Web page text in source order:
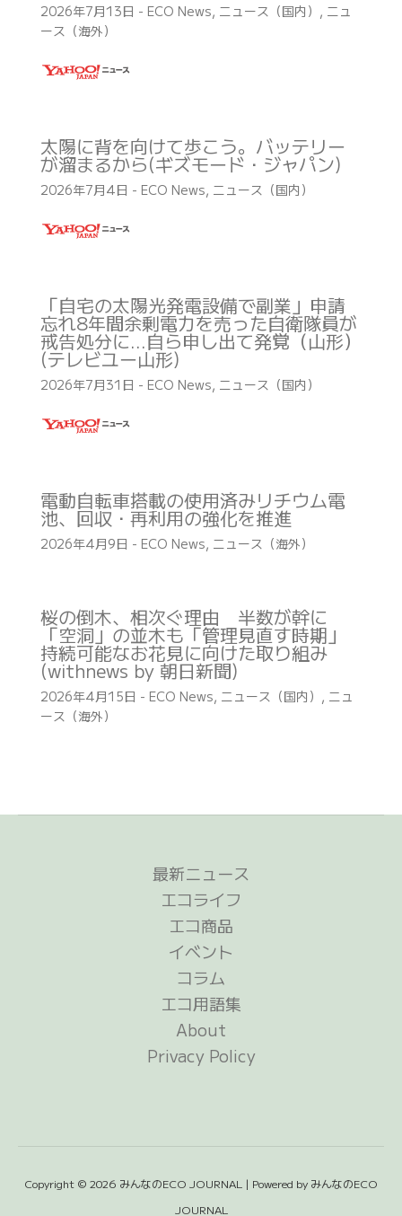
2026年7月13日 - ECO News, ニュース（国内） , ニュ
ース（海外）
太陽に背を向けて歩こう。バッテリー
が溜まるから(ギズモード・ジャパン)
2026年7月4日 - ECO News, ニュース（国内）
「自宅の太陽光発電設備で副業」申請
忘れ8年間余剰電力を売った自衛隊員が
戒告処分に…自ら申し出て発覚（山形）
(テレビユー山形)
2026年7月31日 - ECO News, ニュース（国内）
電動自転車搭載の使用済みリチウム電
池、回収・再利用の強化を推進
2026年4月9日 - ECO News, ニュース（海外）
桜の倒木、相次ぐ理由 半数が幹に
「空洞」の並木も「管理見直す時期」
持続可能なお花見に向けた取り組み
(withnews by 朝日新聞)
2026年4月15日 - ECO News, ニュース（国内） , ニュ
ース（海外）
最新ニュース
エコライフ
エコ商品
イベント
コラム
エコ用語集
About
Privacy Policy
Copyright © 2026 みんなのECO JOURNAL | Powered by みんなのECO
JOURNAL